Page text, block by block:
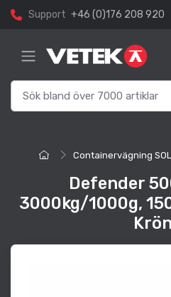
Support +46 (0)176 208 920
Containervägning
Defender
3000kg/1000g,